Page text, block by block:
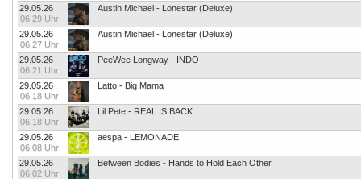
29.05.26
06:29 Uhr
Austin Michael - Lonestar (Deluxe)
29.05.26
06:27 Uhr
Austin Michael - Lonestar (Deluxe)
29.05.26
06:21 Uhr
PeeWee Longway - INDO
29.05.26
06:18 Uhr
Latto - Big Mama
29.05.26
06:18 Uhr
Lil Pete - REAL IS BACK
29.05.26
06:08 Uhr
aespa - LEMONADE
29.05.26
06:02 Uhr
Between Bodies - Hands to Hold Each Other